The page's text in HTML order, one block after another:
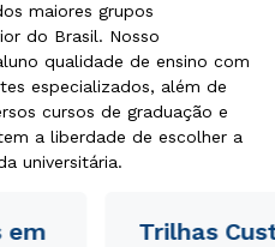
maiores grupos
do Brasil. Nosso
qualidade de ensino com
especializados, além de
cursos de graduação e
a liberdade de escolher a
universitária.
em
Trilhas
ou